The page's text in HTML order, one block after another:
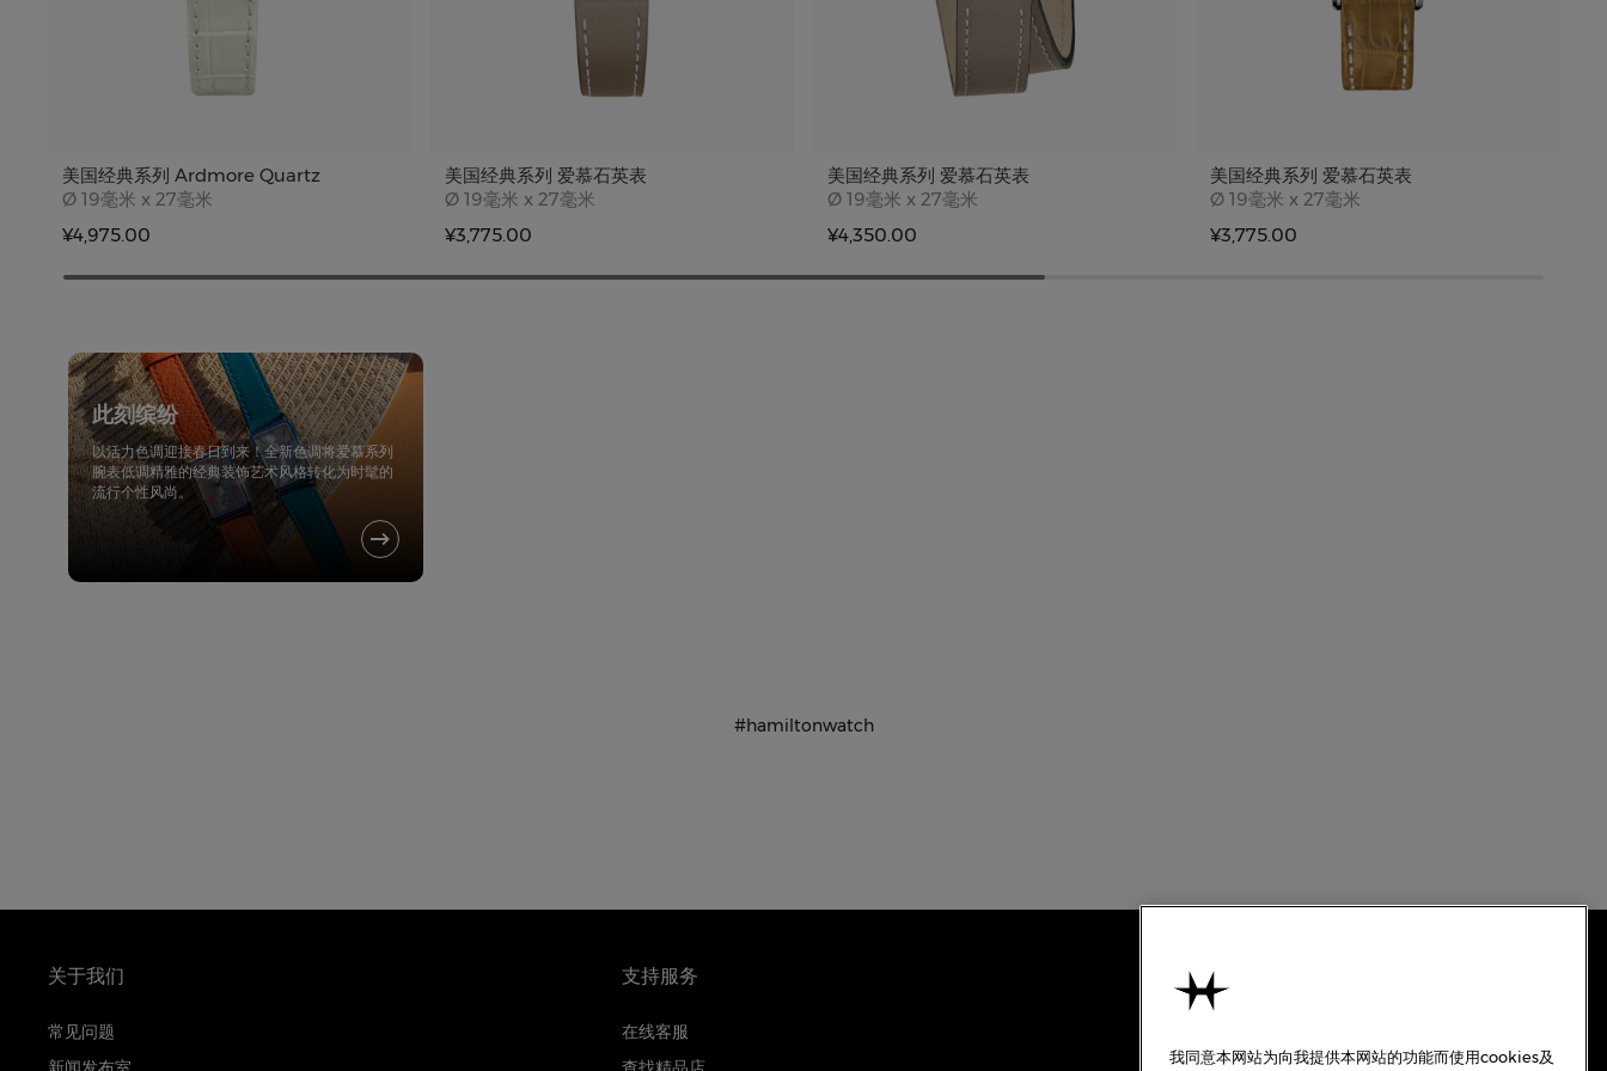
美国经典系列 Ardmore Quartz
Ø Case size
19毫米 x 27毫米
¥4,975.00
美国经典系列 爱慕石英表
Ø Case size
19毫米 x 27毫米
¥3,775.00
美国经典系列 爱慕石英表
Ø Case size
19毫米 x 27毫米
¥4,350.00
美国经典系列 爱慕石英表
Ø Case size
19毫米 x 27毫米
¥3,775.00
此刻缤纷
以活力色调迎接春日到来！全新色调将爱慕系列
腕表低调精雅的经典装饰艺术风格转化为时髦的
流行个性风尚。
#hamiltonwatch
关于我们
常见问题
支持服务
在线客服
使用条款
我同意本网站为向我提供本网站的功能而使用cookies及